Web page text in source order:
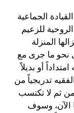
الجماعية
للزعيم
المنزلة
نحو ما جرى مع
أو بديلاً
تدريجياً من
ثم لا تكتسب
الآن، وسوف